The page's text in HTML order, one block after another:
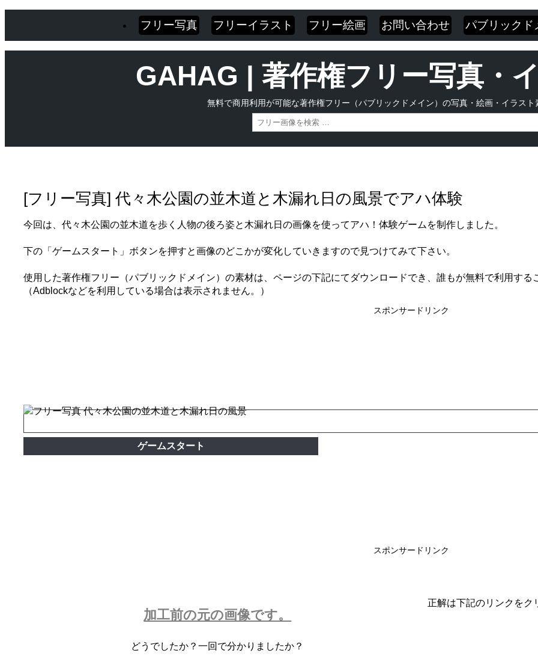
フリー写真 フリーイラスト フリー絵画 お問い合わせ パブリックド
GAHAG | 著作権フリー写真・
無料で商用利用が可能な著作権フリー（パブリックドメイン）の写真・絵画・イラス
[フリー写真] 代々木公園の並木道と木漏れ日の風景でアハ体験
今回は、代々木公園の並木道を歩く人物の後ろ姿と木漏れ日の画像を使ってアハ！体験ゲームを制作しました。
下の「ゲームスタート」ボタンを押すと画像のどこかが変化していきますので見つけてみて下さい。
使用した著作権フリー（パブリックドメイン）の素材は、ページの下記にてダウンロードでき、誰もが無料で利用する
（Adblockなどを利用している場合は表示されません。）
スポンサードリンク
ゲームスタート
スポンサードリンク
正解は下記のリンクをク
加工前の元の画像です。
どうでしたか？一回で分かりましたか？